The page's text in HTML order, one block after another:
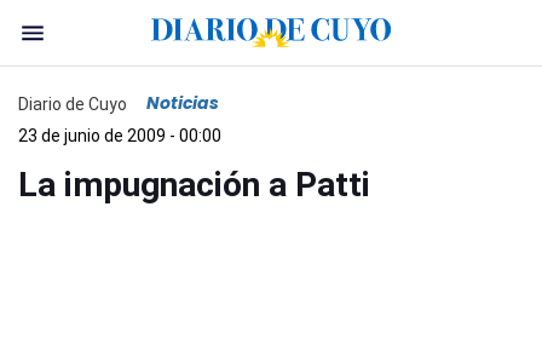
Diario de Cuyo Noticias
23 de junio de 2009 - 00:00
La impugnación a Patti